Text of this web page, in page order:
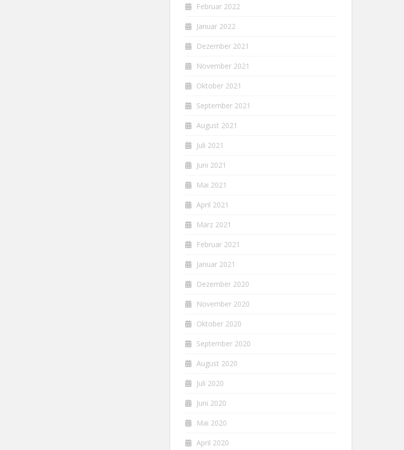
Februar 2022
Januar 2022
Dezember 2021
November 2021
Oktober 2021
September 2021
August 2021
Juli 2021
Juni 2021
Mai 2021
April 2021
März 2021
Februar 2021
Januar 2021
Dezember 2020
November 2020
Oktober 2020
September 2020
August 2020
Juli 2020
Juni 2020
Mai 2020
April 2020